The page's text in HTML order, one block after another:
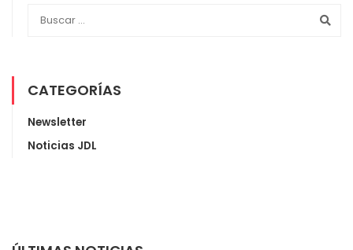
CATEGORÍAS
Newsletter
Noticias JDL